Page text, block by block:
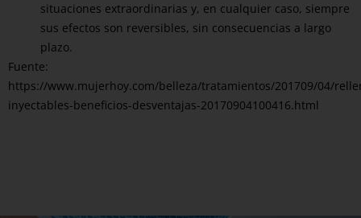
situaciones extraordinarias y, en cualquier caso, siempre
sus efectos son reversibles, sin consecuencias a largo
plazo.
Fuente:
https://www.mujerhoy.com/belleza/tratamientos/201709/04/
inyectables-beneficios-desventajas-20170904100416.html